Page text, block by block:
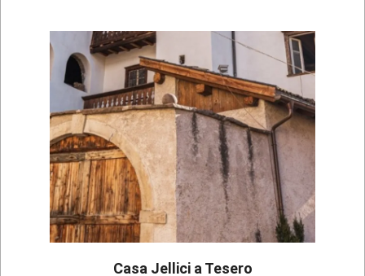
Casa Jellici a Tesero